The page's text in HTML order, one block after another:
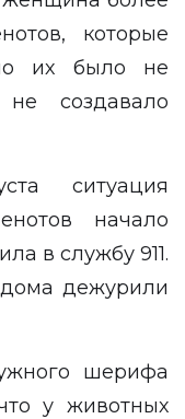
которые
их было не
создавало
ситуация
начало
в службу 911.
дежурили
шерифа
у животных